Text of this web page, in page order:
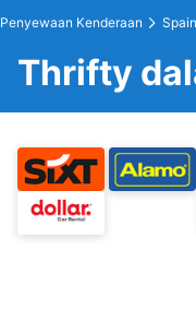
Penyewaan Kenderaan Spain
Thrifty